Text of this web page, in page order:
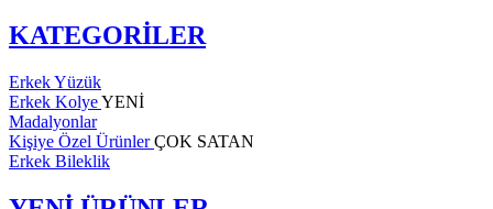
KATEGORİLER
Erkek Yüzük
Erkek KolyeYENİ
Madalyonlar
Kişiye Özel ÜrünlerÇOK SATAN
Erkek Bileklik